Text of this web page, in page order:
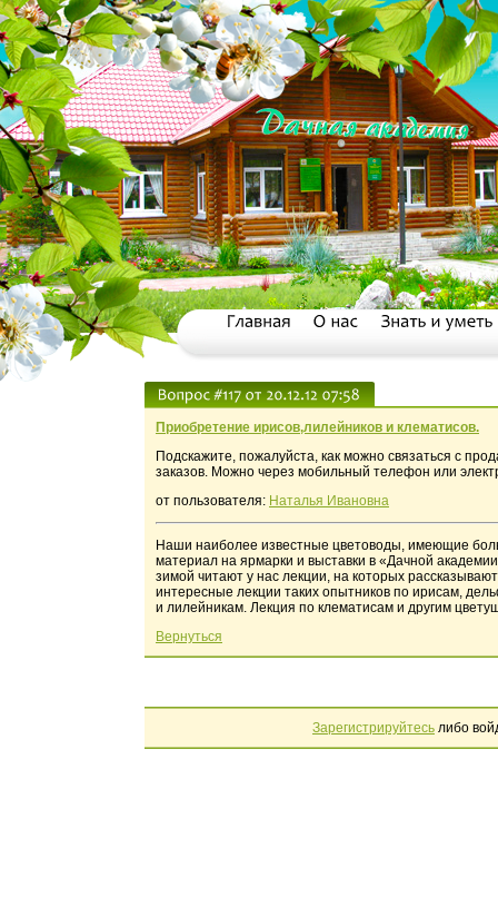
Приобретение ирисов,лилейников и клематисов.
Подскажите, пожалуйста, как можно связаться с
заказов. Можно через мобильный телефон или
от пользователя: Наталья Ивановна
Наши наиболее известные цветоводы, имеющие
материал на ярмарки и выставки в «Дачной
зимой читают у нас лекции, на которых
интересные лекции таких опытников по ирисам,
и лилейникам. Лекция по клематисам и другим
Вернуться
Зарегистрируйтесь либо